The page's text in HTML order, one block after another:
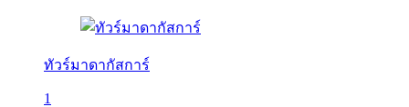
ทัวร์มาดากัสการ์
1